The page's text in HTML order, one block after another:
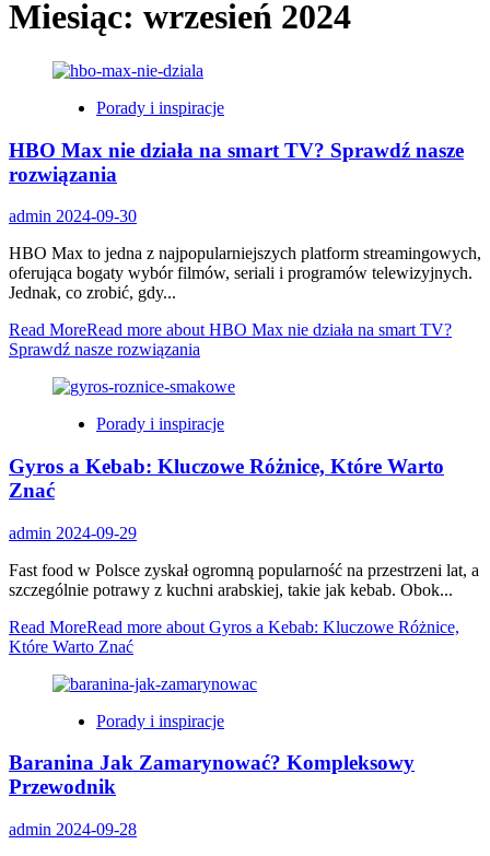
Miesiąc: wrzesień 2024
Porady i inspiracje
HBO Max nie działa na smart TV? Sprawdź nasze
rozwiązania
admin 2024-09-30
HBO Max to jedna z najpopularniejszych platform streamingowych,
oferująca bogaty wybór filmów, seriali i programów telewizyjnych.
Jednak, co zrobić, gdy...
Read MoreRead more about HBO Max nie działa na smart TV?
Sprawdź nasze rozwiązania
Porady i inspiracje
Gyros a Kebab: Kluczowe Różnice, Które Warto
Znać
admin 2024-09-29
Fast food w Polsce zyskał ogromną popularność na przestrzeni lat, a
szczególnie potrawy z kuchni arabskiej, takie jak kebab. Obok...
Read MoreRead more about Gyros a Kebab: Kluczowe Różnice,
Które Warto Znać
Porady i inspiracje
Baranina Jak Zamarynować? Kompleksowy
Przewodnik
admin 2024-09-28